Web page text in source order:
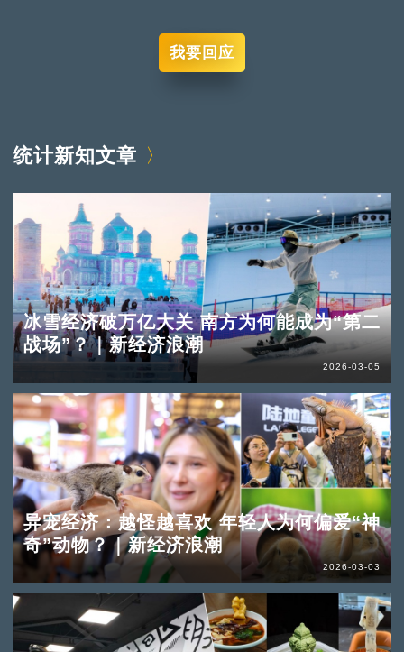
我要回应
统计新知文章
冰雪经济破万亿大关 南方为何能成为“第二
战场”？｜新经济浪潮
2026-03-05
异宠经济：越怪越喜欢 年轻人为何偏爱“神
奇”动物？｜新经济浪潮
2026-03-03